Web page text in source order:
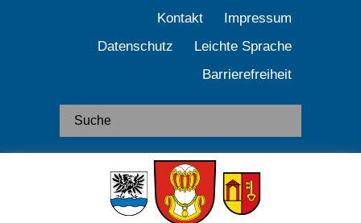
Kontakt
Impressum
Datenschutz
Leichte Sprache
Barrierefreiheit